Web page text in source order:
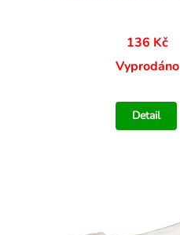
136 Kč
Vyprodáno
Detail